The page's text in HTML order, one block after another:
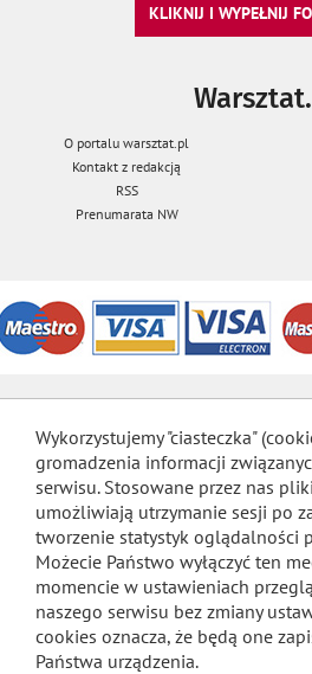
KLIKNIJ I WYPEŁNIJ
O portalu warsztat.pl
Kontakt z redakcją
RSS
Prenumarata NW
Wykorzystujemy "ciasteczka"
gromadzenia informacji
serwisu. Stosowane przez nas
umożliwiają utrzymanie sesji po
tworzenie statystyk oglądalności
Możecie Państwo wyłączyć ten
momencie w ustawieniach
naszego serwisu bez zmiany
cookies oznacza, że będą one
Państwa urządzenia.